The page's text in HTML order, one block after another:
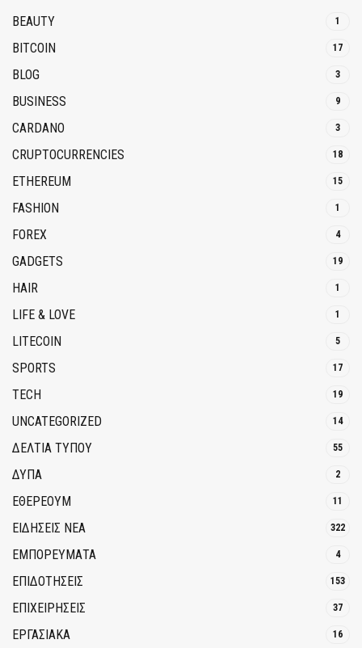
BEAUTY 1
BITCOIN 17
BLOG 3
BUSINESS 9
CARDANO 3
CRUPTOCURRENCIES 18
ETHEREUM 15
FASHION 1
FOREX 4
GADGETS 19
HAIR 1
LIFE & LOVE 1
LITECOIN 5
SPORTS 17
TECH 19
UNCATEGORIZED 14
ΔΕΛΤΙΑ ΤΥΠΟΥ 55
ΔΥΠΑ 2
ΕΘΈΡΕΟΥΜ 11
ΕΙΔΗΣΕΙΣ ΝΕΑ 322
ΕΜΠΟΡΕΥΜΑΤΑ 4
ΕΠΙΔΟΤΗΣΕΙΣ 153
ΕΠΙΧΕΙΡΗΣΕΙΣ 37
ΕΡΓΑΣΙΑΚΑ 16